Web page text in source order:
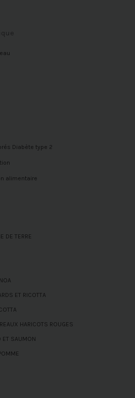
Diabète type 2
alimentaire
DE TERRE
ET RICOTTA
HARICOTS ROUGES
ET SAUMON